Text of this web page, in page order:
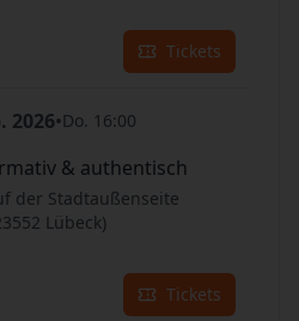
Tickets
2026•Do. 16:00
& authentisch
der Stadtaußenseite
Lübeck)
Tickets